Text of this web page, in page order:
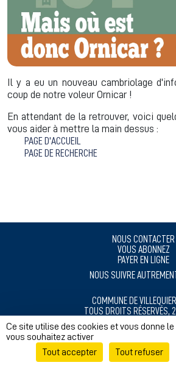
Il y a eu un nouveau cambriolage
coup de notre voleur Ornicar !
En attendant de la retrouver, voici
vous aider à mettre la main dessus :
PAGE D'ACCUEIL
PAGE DE RECHERCHE
NOUS CONTACTER
VOUS ABONNEZ
PAYER EN LIGNE
NOUS SUIVRE
COMMUNE DE
TOUS DROITS RÉSERVÉS,
MENTIONS LÉGALES
RÉALISÉ AVEC ❤️ POUR NOS
Ce site utilise des cookies et vous donne
vous souhaitez activer
Tout accepter
Tout refuser